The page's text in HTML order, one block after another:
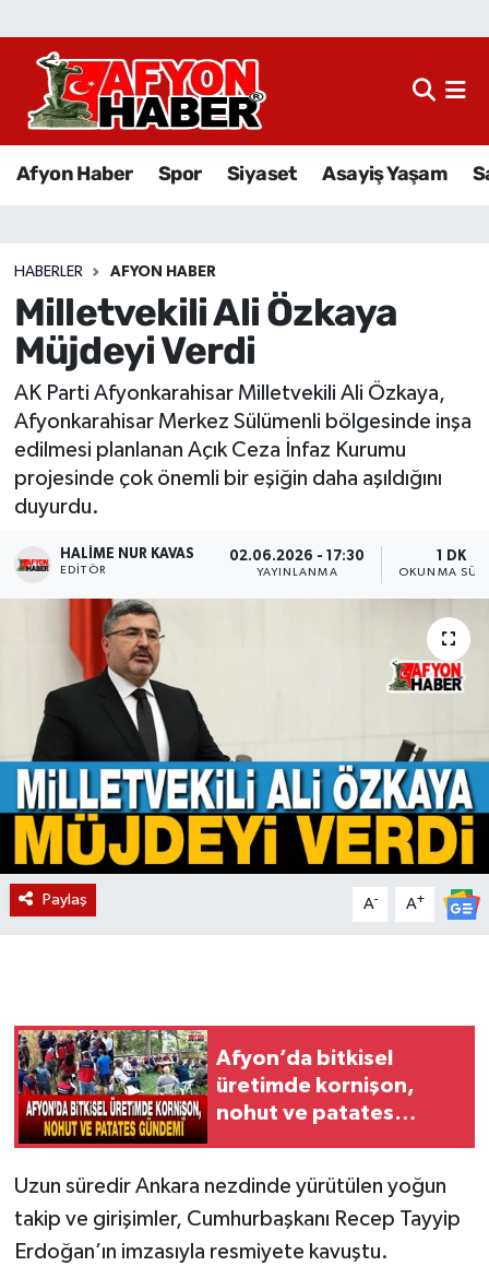
Afyon Haber Spor Siyaset Asayiş Yaşam
HABERLER AFYON HABER
Milletvekili Ali Özkaya
Müjdeyi Verdi
AK Parti Afyonkarahisar Milletvekili Ali Özkaya,
Afyonkarahisar Merkez Sülümenli bölgesinde inşa
edilmesi planlanan Açık Ceza İnfaz Kurumu
projesinde çok önemli bir eşiğin daha aşıldığını
duyurdu.
HALIME NUR KAVAS
EDITÖR
02.06.2026 - 17:30
YAYINLANMA
1 DK
OKUNMA
Paylaş A- A+
Afyon’da bitkisel
üretimde kornişon,
nohut ve patates
Uzun süredir Ankara nezdinde yürütülen yoğun
takip ve girişimler, Cumhurbaşkanı Recep Tayyip
Erdoğan’ın imzasıyla resmiyete kavuştu.
Afyon Haber
Sağlık
Eğitim
Sivil Toplum
Ekonomi